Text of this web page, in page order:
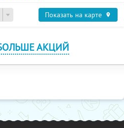
Показать на карте
АКЦИЙ